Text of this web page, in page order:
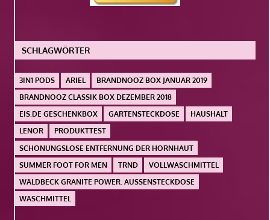
SCHLAGWÖRTER
3IN1 PODS ARIEL
BRANDNOOZ BOX JANUAR 2019
BRANDNOOZ CLASSIK BOX DEZEMBER 2018
EIS.DE GESCHENKBOX
GARTENSTECKDOSE
HAUSHALT
LENOR
PRODUKTTEST
SCHONUNGSLOSE ENTFERNUNG DER HORNHAUT
SUMMER FOOT FOR MEN
TRND
VOLLWASCHMITTEL
WALDBECK GRANITE POWER. AUSSENSTECKDOSE
WASCHMITTEL